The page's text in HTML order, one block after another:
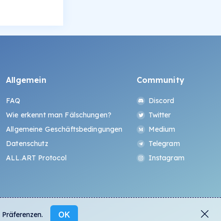
Allgemein
FAQ
Wie erkennt man Fälschungen?
Allgemeine Geschäftsbedingungen
Datenschutz
ALL.ART Protocol
Community
Discord
Twitter
Medium
Telegram
Instagram
OK